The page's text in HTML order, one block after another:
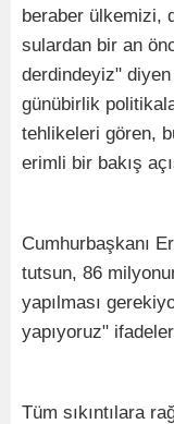
beraber ülkemizi,
sulardan bir an
derdindeyiz"
günübirlik
tehlikeleri gören,
erimli bir bakış
Cumhurbaşkanı
tutsun, 86
yapılması
yapıyoruz"
Tüm sıkıntılara